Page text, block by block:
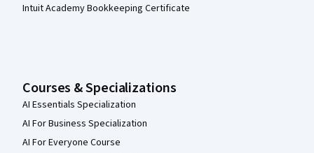
Intuit Academy Bookkeeping Certificate
Courses & Specializations
AI Essentials Specialization
AI For Business Specialization
AI For Everyone Course